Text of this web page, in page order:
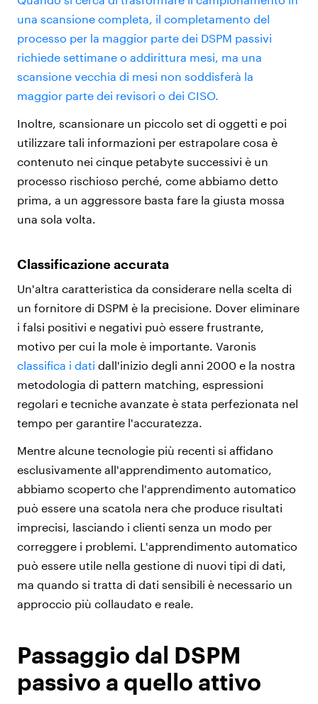
una scansione completa, il completamento del
processo per la maggior parte dei DSPM passivi
richiede settimane o addirittura mesi, ma una
scansione vecchia di mesi non soddisferà la
maggior parte dei revisori o dei CISO.
Inoltre, scansionare un piccolo set di oggetti e poi
utilizzare tali informazioni per estrapolare cosa è
contenuto nei cinque petabyte successivi è un
processo rischioso perché, come abbiamo detto
prima, a un aggressore basta fare la giusta mossa
una sola volta.
Classificazione accurata
Un'altra caratteristica da considerare nella scelta di
un fornitore di DSPM è la precisione. Dover eliminare
i falsi positivi e negativi può essere frustrante,
motivo per cui la mole è importante. Varonis
classifica i dati dall'inizio degli anni 2000 e la nostra
metodologia di pattern matching, espressioni
regolari e tecniche avanzate è stata perfezionata nel
tempo per garantire l'accuratezza.
Mentre alcune tecnologie più recenti si affidano
esclusivamente all'apprendimento automatico,
abbiamo scoperto che l'apprendimento automatico
può essere una scatola nera che produce risultati
imprecisi, lasciando i clienti senza un modo per
correggere i problemi. L'apprendimento automatico
può essere utile nella gestione di nuovi tipi di dati,
ma quando si tratta di dati sensibili è necessario un
approccio più collaudato e reale.
Passaggio dal DSPM
passivo a quello attivo